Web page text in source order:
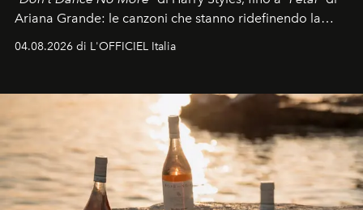
Ariana Grande: le canzoni che stanno ridefinendo la
04.08.2026 di L'OFFICIEL Italia